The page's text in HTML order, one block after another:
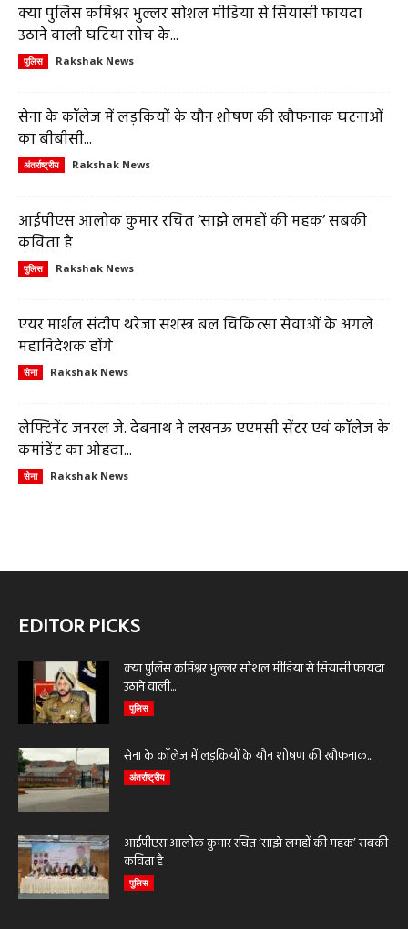
क्या पुलिस कमिश्नर भुल्लर सोशल मीडिया से सियासी फायदा
उठाने वाली घटिया सोच के...
पुलिस Rakshak News
सेना के कॉलेज में लड़कियों के यौन शोषण की खौफनाक घटनाओं
का बीबीसी...
अंतर्राष्ट्रीय Rakshak News
आईपीएस आलोक कुमार रचित ‘साझे लमहों की महक’ सबकी
कविता है
पुलिस Rakshak News
एयर मार्शल संदीप थरेजा सशस्त्र बल चिकित्सा सेवाओं के अगले
महानिदेशक होंगे
सेना Rakshak News
लेफ्टिनेंट जनरल जे. देबनाथ ने लखनऊ एएमसी सेंटर एवं कॉलेज के
कमांडेंट का ओहदा...
सेना Rakshak News
EDITOR PICKS
क्या पुलिस कमिश्नर भुल्लर सोशल मीडिया से सियासी फायदा
उठाने वाली...
पुलिस
सेना के कॉलेज में लड़कियों के यौन शोषण की खौफनाक...
अंतर्राष्ट्रीय
आईपीएस आलोक कुमार रचित ‘साझे लमहों की महक’ सबकी
कविता है
पुलिस